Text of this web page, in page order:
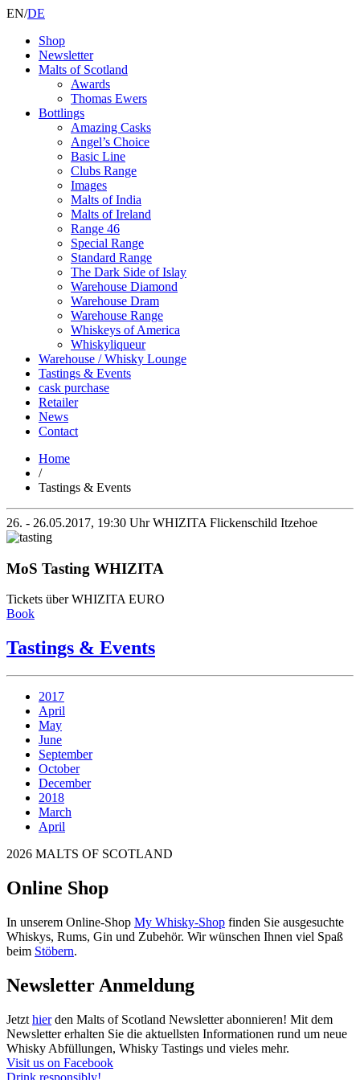
EN/DE
Shop
Newsletter
Malts of Scotland
Awards
Thomas Ewers
Bottlings
Amazing Casks
Angel’s Choice
Basic Line
Clubs Range
Images
Malts of India
Malts of Ireland
Range 46
Special Range
Standard Range
The Dark Side of Islay
Warehouse Diamond
Warehouse Dram
Warehouse Range
Whiskeys of America
Whiskyliqueur
Warehouse / Whisky Lounge
Tastings & Events
cask purchase
Retailer
News
Contact
Home
/
Tastings & Events
26. - 26.05.2017, 19:30 Uhr WHIZITA Flickenschild Itzehoe
MoS Tasting WHIZITA
Tickets über WHIZITA EURO
Book
Tastings & Events
2017
April
May
June
September
October
December
2018
March
April
2026 MALTS OF SCOTLAND
Online Shop
In unserem Online-Shop My Whisky-Shop finden Sie ausgesuchte
Whiskys, Rums, Gin und Zubehör. Wir wünschen Ihnen viel Spaß
beim Stöbern.
Newsletter Anmeldung
Jetzt hierden Malts of Scotland Newsletter abonnieren! Mit dem
Newsletter erhalten Sie die aktuellsten Informationen rund um neue
Whisky Abfüllungen, Whisky Tastings und vieles mehr.
Visit us on Facebook
Drink responsibly!